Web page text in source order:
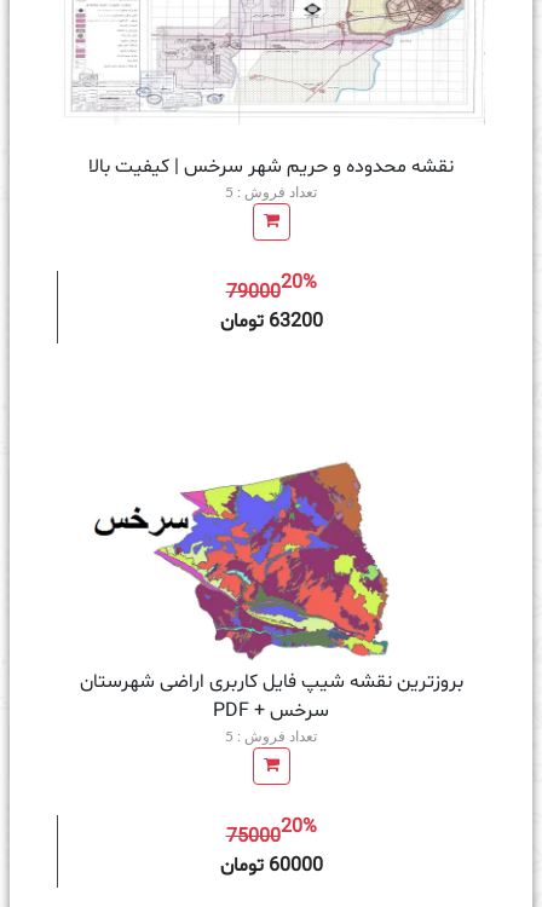
نقشه محدوده و حریم شهر سرخس | کیفیت بالا
تعداد فروش : 5
7900020%
63200 تومان
بروزترین نقشه شیپ فایل کاربری اراضی شهرستان
سرخس + PDF
تعداد فروش : 5
7500020%
60000 تومان